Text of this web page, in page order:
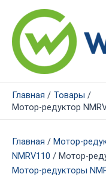
содержимому
Главная
Товары
Мотор-редуктор
Главная / Мотор-
NMRV110 / Мотор-
Мотор-редукторы